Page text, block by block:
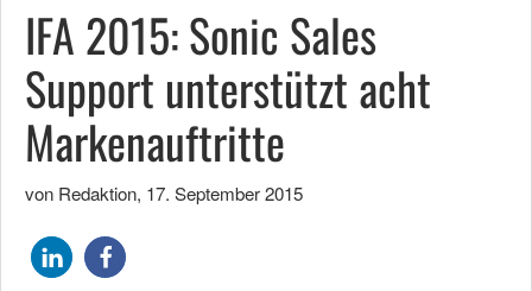
IFA 2015: Sonic Sales
Support unterstützt acht
Markenauftritte
von Redaktion, 17. September 2015